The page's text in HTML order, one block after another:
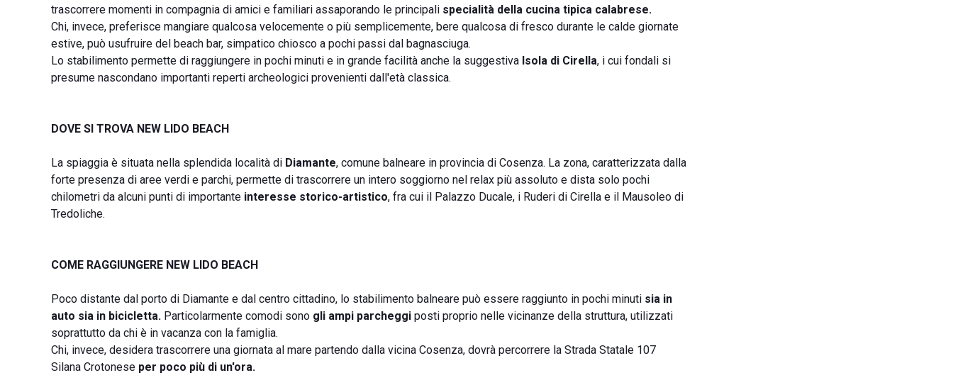
trascorrere momenti in compagnia di amici e familiari assaporando le principali specialità della cucina tipica calabrese.
Chi, invece, preferisce mangiare qualcosa velocemente o più semplicemente, bere qualcosa di fresco durante le calde giornate
estive, può usufruire del beach bar, simpatico chiosco a pochi passi dal bagnasciuga.
Lo stabilimento permette di raggiungere in pochi minuti e in grande facilità anche la suggestiva Isola di Cirella, i cui fondali si
presume nascondano importanti reperti archeologici provenienti dall'età classica.
DOVE SI TROVA NEW LIDO BEACH
La spiaggia è situata nella splendida località di Diamante, comune balneare in provincia di Cosenza. La zona, caratterizzata dalla
forte presenza di aree verdi e parchi, permette di trascorrere un intero soggiorno nel relax più assoluto e dista solo pochi
chilometri da alcuni punti di importante interesse storico-artistico, fra cui il Palazzo Ducale, i Ruderi di Cirella e il Mausoleo di
Tredoliche.
COME RAGGIUNGERE NEW LIDO BEACH
Poco distante dal porto di Diamante e dal centro cittadino, lo stabilimento balneare può essere raggiunto in pochi minuti sia in
auto sia in bicicletta. Particolarmente comodi sono gli ampi parcheggi posti proprio nelle vicinanze della struttura, utilizzati
soprattutto da chi è in vacanza con la famiglia.
Chi, invece, desidera trascorrere una giornata al mare partendo dalla vicina Cosenza, dovrà percorrere la Strada Statale 107
Silana Crotonese per poco più di un'ora.